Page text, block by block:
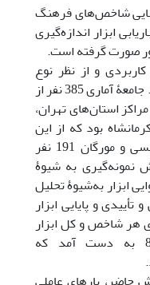
شاخص‌های فرهنگ
ابزار اندازه‌گیری
صورت گرفته است.
و از نظر نوع
پژوهش، توصیفی ـ همبستگی است. جامعۀ آماری 385 نفر از
استان‌های تهران،
بود که از این
تعداد طبق جدول نمونه‌گیری کرجسی و مورگان 191 نفر
نمونه‌گیری به شیوۀ
ابزار بهشیوۀ تحلیل
تأییدی و پایایی ابزار
هر شاخص و کل ابزار
0 به دست آمد که